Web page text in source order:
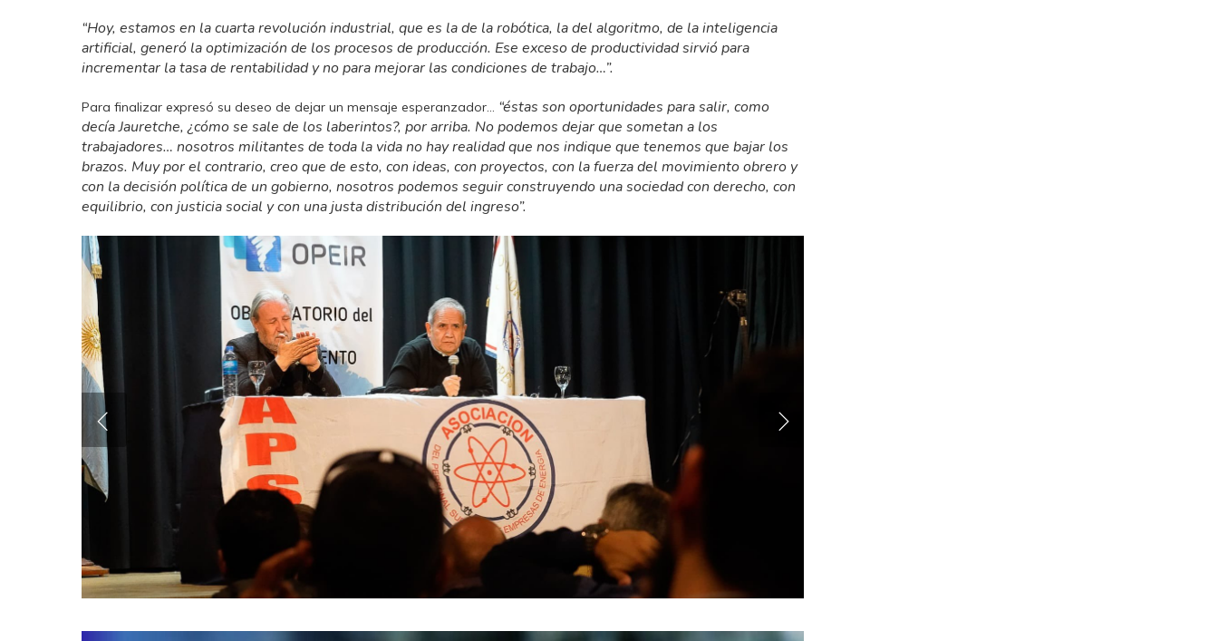
“Hoy, estamos en la cuarta revolución industrial, que es la de la robótica, la del algoritmo, de la inteligencia
artificial, generó la optimización de los procesos de producción. Ese exceso de productividad sirvió para
incrementar la tasa de rentabilidad y no para mejorar las condiciones de trabajo…”.
Para finalizar expresó su deseo de dejar un mensaje esperanzador… “éstas son oportunidades para salir, como
decía Jauretche, ¿cómo se sale de los laberintos?, por arriba. No podemos dejar que sometan a los
trabajadores… nosotros militantes de toda la vida no hay realidad que nos indique que tenemos que bajar los
brazos. Muy por el contrario, creo que de esto, con ideas, con proyectos, con la fuerza del movimiento obrero y
con la decisión política de un gobierno, nosotros podemos seguir construyendo una sociedad con derecho, con
equilibrio, con justicia social y con una justa distribución del ingreso”.